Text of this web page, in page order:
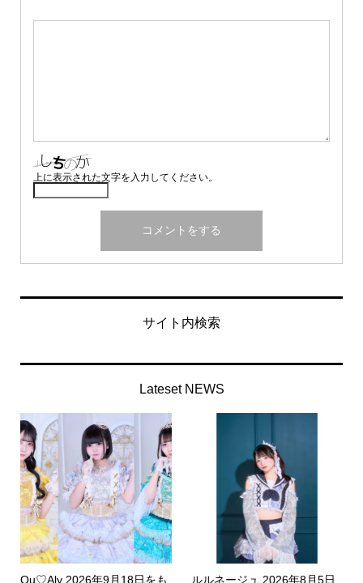
上に表示された文字を入力してください。
サイト内検索
Lateset NEWS
Qu♡Aly 2026年9月18日をも ルルネージュ 2026年8月5日